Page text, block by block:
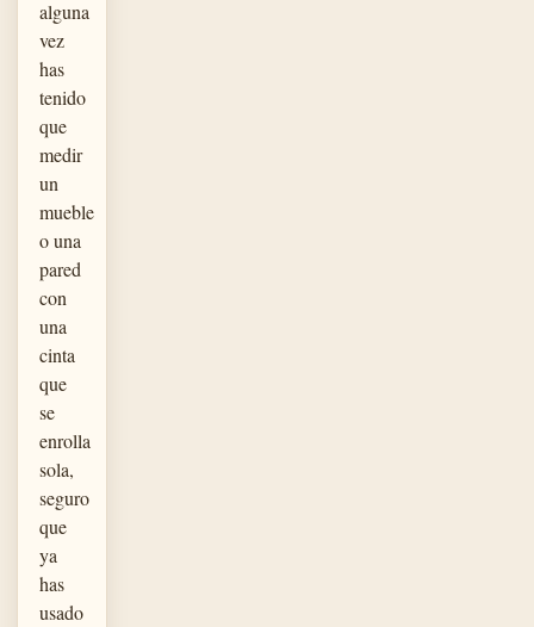
alguna
vez
has
tenido
que
medir
un
mueble
o una
pared
con
una
cinta
que
se
enrolla
sola,
seguro
que
ya
has
usado